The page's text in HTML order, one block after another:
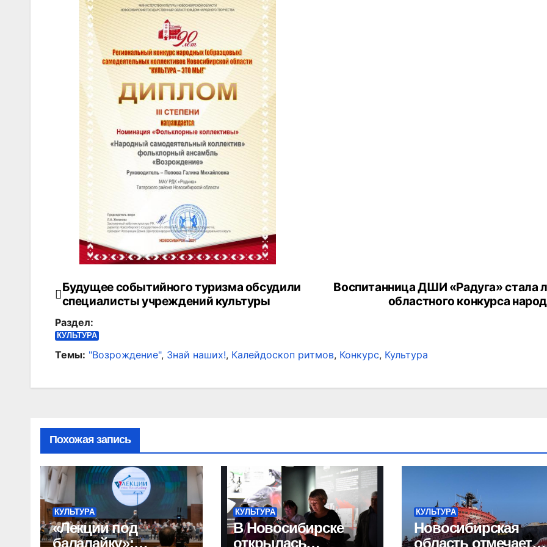
Навигация
по
записям
Воспитанница ДШИ «Радуга» стала
областного конкурса
Будущее событийного туризма обсудили
специалисты учреждений культуры
Раздел:
КУЛЬТУРА
Темы: "Возрождение", Знай наших!, Калейдоскоп ритмов, Конкурс, Культура
Похожая запись
КУЛЬТУРА
«Лекции под
балалайку»:
КУЛЬТУРА
В Новосибирске
открылась
КУЛЬТУРА
Новосибирская
область отмечает